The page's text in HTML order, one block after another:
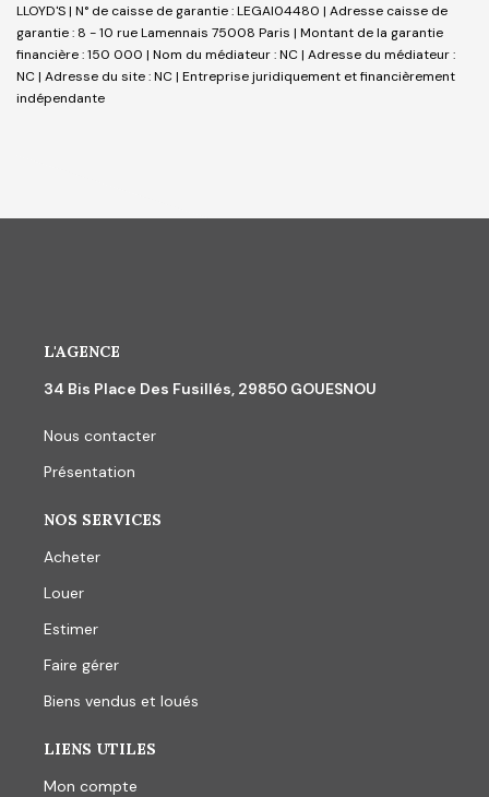
LLOYD'S | N° de caisse de garantie : LEGAI04480 | Adresse caisse de
garantie : 8 - 10 rue Lamennais 75008 Paris | Montant de la garantie
financière : 150 000 | Nom du médiateur : NC | Adresse du médiateur :
NC | Adresse du site : NC | Entreprise juridiquement et financièrement
indépendante
L'AGENCE
34 Bis Place Des Fusillés, 29850 GOUESNOU
Nous contacter
Présentation
NOS SERVICES
Acheter
Louer
Estimer
Faire gérer
Biens vendus et loués
LIENS UTILES
Mon compte